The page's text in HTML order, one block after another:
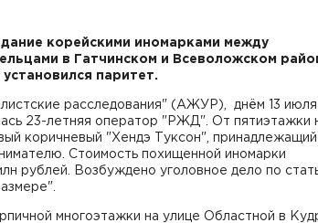
корейскими иномарками между
в Гатчинском и Всеволожском
паритет.
расследования" (АЖУР), днём 13 июля
23-летняя оператор "РЖД". От пятиэтажки
коричневый "Хендэ Туксон",
Стоимость похищенной иномарки
рублей. Возбуждено уголовное дело по
многоэтажки на улице Областной в